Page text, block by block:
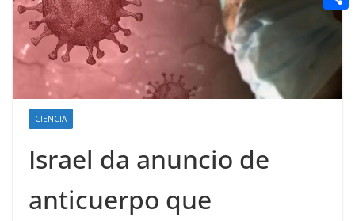
CIENCIA
Israel da anuncio de
anticuerpo que
n
e
s
a
m
p